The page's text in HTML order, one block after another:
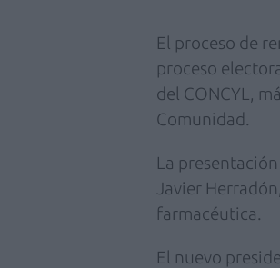
El proceso de
proceso
del CONCYL,
Comunidad.
La
Javier
farmacéutica.
El nuevo